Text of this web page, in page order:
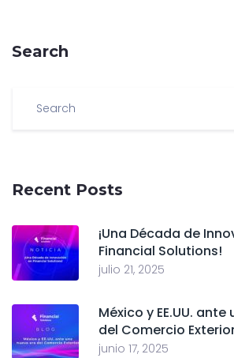
Search
Recent Posts
¡Una Década de
Financial Solutions!
julio 21, 2025
México y EE.UU.
del Comercio
junio 17, 2025